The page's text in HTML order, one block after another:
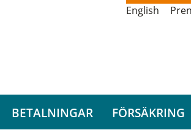
English
BETALNINGAR FÖRSÄKRING